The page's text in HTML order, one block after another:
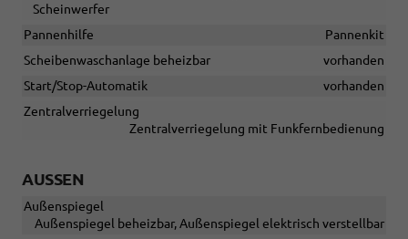
Scheinwerfer
Pannenhilfe
Pannenkit
Scheibenwaschanlage beheizbar
vorhanden
Start/Stop-Automatik
vorhanden
Zentralverriegelung
Zentralverriegelung mit Funkfernbedienung
AUSSEN
Außenspiegel
Außenspiegel beheizbar, Außenspiegel elektrisch verstellbar